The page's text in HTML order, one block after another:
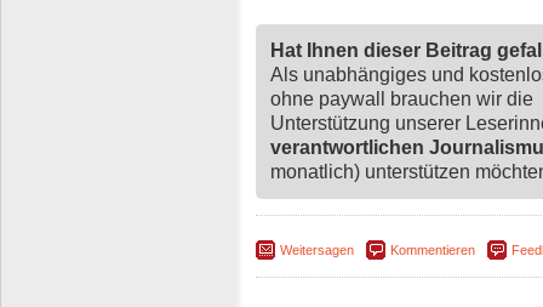
Hat Ihnen dieser Beitrag
Als unabhängiges und
ohne paywall brauchen wir die
Unterstützung unserer
verantwortlichen
monatlich) unterstützen
Weitersagen Kommentieren